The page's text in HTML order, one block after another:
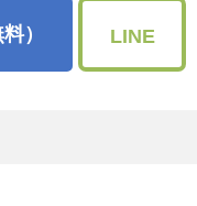
） LINE